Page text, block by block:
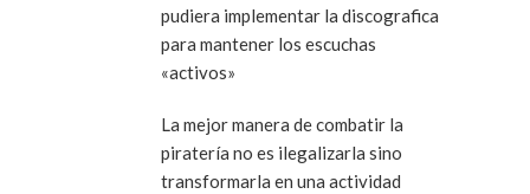
pudiera implementar la discografica
para mantener los escuchas
«activos»
La mejor manera de combatir la
piratería no es ilegalizarla sino
transformarla en una actividad